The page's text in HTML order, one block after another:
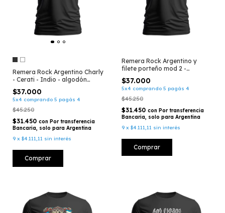
Remera Rock Argentino Charly
- Cerati - Indio - algodón
(106)
$37.000
5x4 comprando 5 pagás 4
$45.250
$31.450 con Por transferencia
Bancaria, solo para Argentina
9 x $4.111,11 sin interés
Comprar
Remera Rock Argentino y
filete porteño mod 2 -
Algodón (056)
$37.000
5x4 comprando 5 pagás 4
$45.250
$31.450 con Por transferencia
Bancaria, solo para Argentina
9 x $4.111,11 sin interés
Comprar